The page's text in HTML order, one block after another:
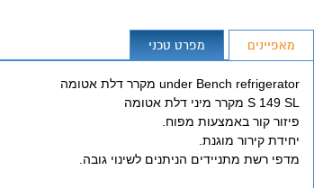
מאפיינים מפרט טכני
under Bench refrigerator מקרר דלת אטומה
S 149 SL מקרר מיני דלת אטומה
פיזור קור באמצעות מפוח.
יחידת קירור מוגנת.
מדפי רשת מתניידים הניתנים לשינוי גובה.